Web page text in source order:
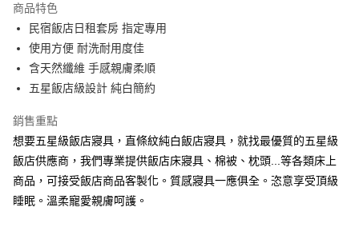
Apple Pay
街口支付
悠遊付
Google Pay
全盈+PAY
【大哥付你分期使用說明】
商品特色
民宿飯店日租套房 指定專用
使用方便 耐洗耐用度佳
含天然纖維 手感親膚柔順
五星飯店級設計 純白簡約
銷售重點
想要五星級飯店寢具，直條紋純白飯店寢具，就找最優質的五星級
飯店供應商，我們專業提供飯店床寢具、棉被、枕頭...等各類床上
商品，可接受飯店商品客製化。質感寢具一應俱全。恣意享受頂級
睡眠。溫柔寵愛親膚呵護。